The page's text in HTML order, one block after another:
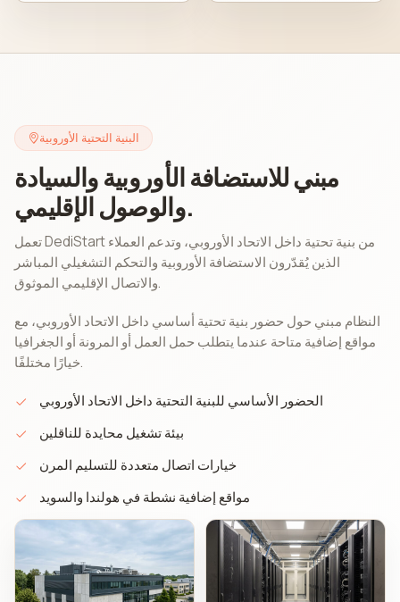
البنية التحتية الأوروبية
مبني للاستضافة الأوروبية والسيادة
والوصول الإقليمي.
تعمل DediStart من بنية تحتية داخل الاتحاد الأوروبي، وتدعم العملاء
الذين يُقدّرون الاستضافة الأوروبية والتحكم التشغيلي المباشر
والاتصال الإقليمي الموثوق.
النظام مبني حول حضور بنية تحتية أساسي داخل الاتحاد الأوروبي، مع
مواقع إضافية متاحة عندما يتطلب حمل العمل أو المرونة أو الجغرافيا
خيارًا مختلفًا.
الحضور الأساسي للبنية التحتية داخل الاتحاد الأوروبي
بيئة تشغيل محايدة للناقلين
خيارات اتصال متعددة للتسليم المرن
مواقع إضافية نشطة في هولندا والسويد